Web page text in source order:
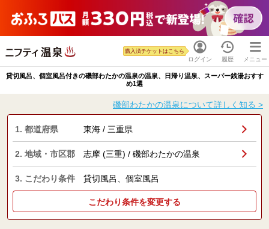
ログイン
購入済チケットはこちら
履歴 メニュー
貸切風呂、個室風呂付きの磯部わたかの温泉の温泉、日帰り温泉、スーパー銭湯おすす
め1選
磯部わたかの温泉について詳しく知る >
1. 都道府県 東海 / 三重県
2. 地域・市区郡 志摩 (三重) / 磯部わたかの温泉
3. こだわり条件 貸切風呂、個室風呂
こだわり条件を変更する